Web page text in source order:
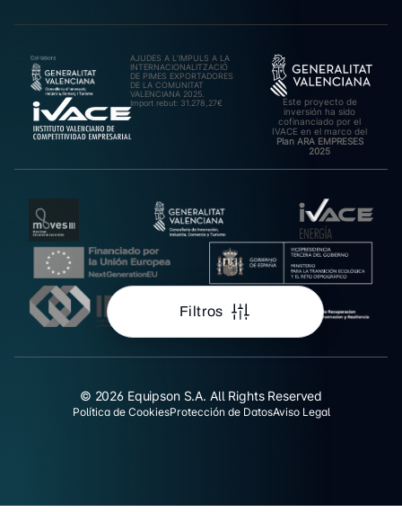
Filtros
AJUDES A L’IMPULS A LA
INTERNACIONALITZACIÓ
DE PIMES EXPORTADORES
DE LA COMUNITAT
VALENCIANA 2025.
Import rebut: 31.278,27€
Este proyecto de
inversión ha sido
cofinanciado por el
IVACE en el marco del
Plan ARA EMPRESES
2025
© 2026 Equipson S.A. All Rights Reserved
Política de CookiesProtección de DatosAviso Legal